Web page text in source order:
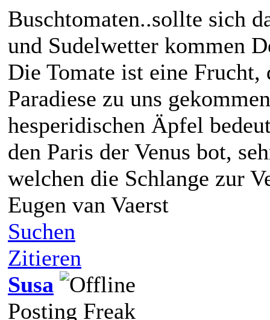
Buschtomaten..sollte sich
und Sudelwetter kommen
Die Tomate ist eine
Paradiese zu uns
hesperidischen Äpfel
den Paris der Venus bot,
welchen die Schlange zur
Eugen van Vaerst
Suchen
Zitieren
Susa
Posting Freak